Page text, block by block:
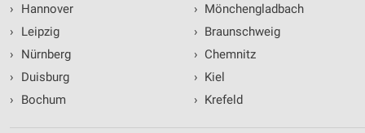
›
Hannover
›
Leipzig
›
Nürnberg
›
Duisburg
›
Bochum
› Mönchengladbach
› Braunschweig
› Chemnitz
› Kiel
› Krefeld